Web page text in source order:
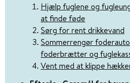
Hjælp fuglene og
at finde føde
Sørg for rent drikkevand
Sommerrengør
foderbrætter og
Vent med at klippe